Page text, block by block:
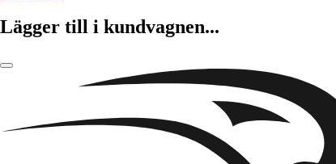
Lägger till i kundvagnen...